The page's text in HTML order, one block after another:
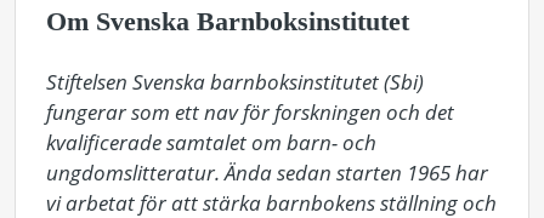
Om Svenska Barnboksinstitutet
Stiftelsen Svenska barnboksinstitutet (Sbi)
fungerar som ett nav för forskningen och det
kvalificerade samtalet om barn- och
ungdomslitteratur. Ända sedan starten 1965 har
vi arbetat för att stärka barnbokens ställning och